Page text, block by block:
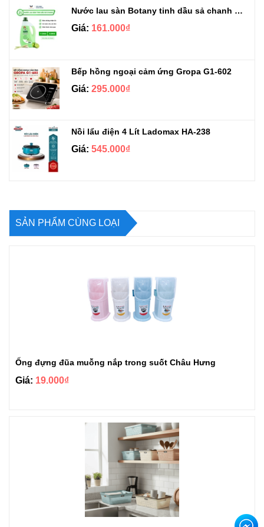
Nước lau sàn Botany tinh dầu sả chanh chai 3.9kg
Giá: 161.000₫
Bếp hồng ngoại cảm ứng Gropa G1-602
Giá: 295.000₫
Nồi lẩu điện 4 Lít Ladomax HA-238
Giá: 545.000₫
SẢN PHẨM CÙNG LOẠI
Ống đựng đũa muỗng nắp trong suốt Châu Hưng
Giá: 19.000₫